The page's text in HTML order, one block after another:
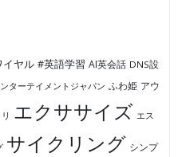
イヤル #英語学習 AI英会話 DNS設
ターテイメントジャパン ふわ姫 アウ
エクササイズ エス
サイクリング シンプ